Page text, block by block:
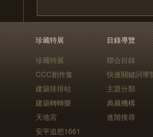
珍藏特展
珍藏特展
CCC創作集
建築排排站
建築轉轉樂
天地宮
安平追想1661
目錄導覽
聯合目錄
快速關鍵詞導
主題分類
典藏機構
進階搜尋